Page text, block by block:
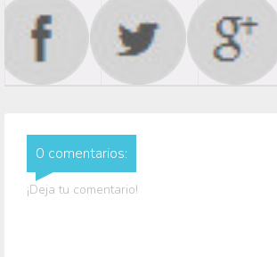
0 comentarios:
¡Deja tu comentario!